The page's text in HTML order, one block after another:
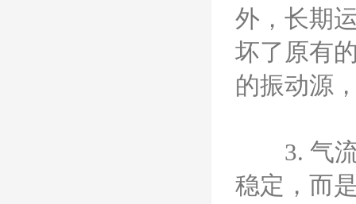
外，长期
坏了原有
的振动源
3. 气流
稳定，而